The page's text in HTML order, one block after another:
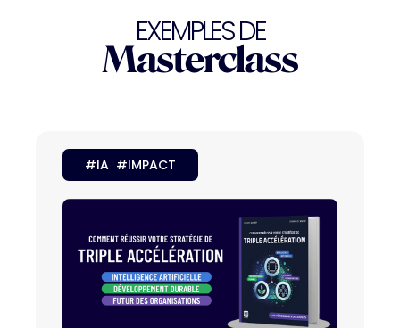
EXEMPLES DE
Masterclass
#IA #IMPACT